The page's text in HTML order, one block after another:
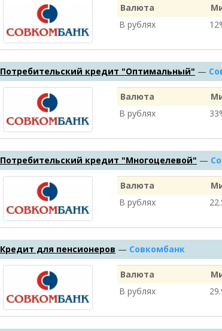
Валюта
В рублях
Потребительский кредит "Оптимальный" —
Валюта
В рублях
Потребительский кредит "Многоцелевой" —
Валюта
В рублях
Кредит для пенсионеров — Совкомбанк
Валюта
В рублях